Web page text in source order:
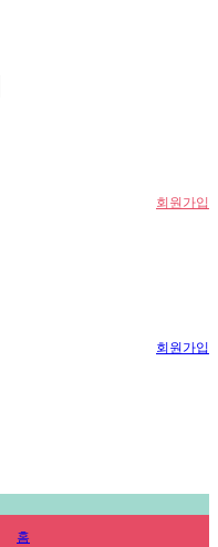
회원가입
회원가입
홈